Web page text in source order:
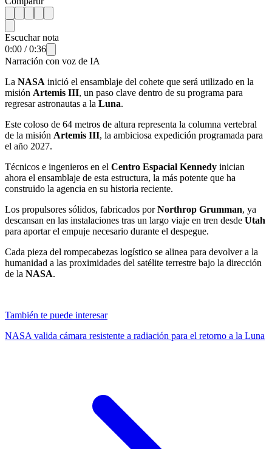
Escuchar nota
0:00 /0:36
Narración con voz de IA
La NASA inició el ensamblaje del cohete que será utilizado en la
misión Artemis III, un paso clave dentro de su programa para
regresar astronautas a la Luna.
Este coloso de 64 metros de altura representa la columna vertebral
de la misión Artemis III, la ambiciosa expedición programada para
el año 2027.
Técnicos e ingenieros en el Centro Espacial Kennedy inician
ahora el ensamblaje de esta estructura, la más potente que ha
construido la agencia en su historia reciente.
Los propulsores sólidos, fabricados porNorthrop Grumman, ya
descansan en las instalaciones tras un largo viaje en tren desde Utah
para aportar el empuje necesario durante el despegue.
Cada pieza del rompecabezas logístico se alinea para devolver a la
humanidad a las proximidades del satélite terrestre bajo la dirección
de la NASA.
También te puede interesar
NASA valida cámara resistente a radiación para el retorno a la Luna